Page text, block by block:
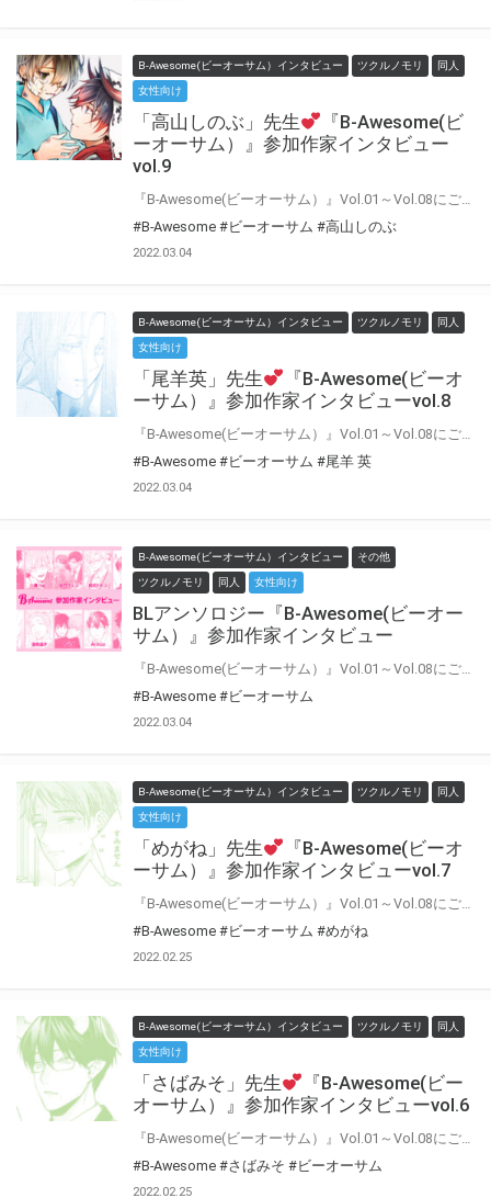
B-Awesome(ビーオーサム）インタビュー ツクルノモリ 同人
女性向け
「高山しのぶ」先生
『B-Awesome(ビ
ーオーサム）』参加作家インタビュー
vol.9
#B-Awesome #ビーオーサム #高山しのぶ
2022.03.04
B-Awesome(ビーオーサム）インタビュー ツクルノモリ 同人
女性向け
「尾羊英」先生
『B-Awesome(ビーオ
ーサム）』参加作家インタビューvol.8
#B-Awesome #ビーオーサム #尾羊 英
2022.03.04
B-Awesome(ビーオーサム）インタビュー その他
ツクルノモリ 同人 女性向け
BLアンソロジー『B-Awesome(ビーオー
サム）』参加作家インタビュー
#B-Awesome #ビーオーサム
2022.03.04
B-Awesome(ビーオーサム）インタビュー ツクルノモリ 同人
女性向け
「めがね」先生
『B-Awesome(ビーオ
ーサム）』参加作家インタビューvol.7
#B-Awesome #ビーオーサム #めがね
2022.02.25
B-Awesome(ビーオーサム）インタビュー ツクルノモリ 同人
女性向け
「さばみそ」先生
『B-Awesome(ビー
オーサム）』参加作家インタビューvol.6
#B-Awesome #さばみそ #ビーオーサム
2022.02.25